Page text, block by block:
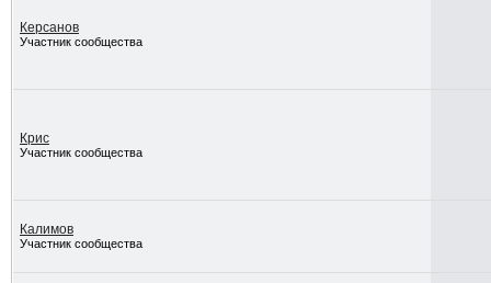
Керсанов
Участник сообщества
Крис
Участник сообщества
Калимов
Участник сообщества